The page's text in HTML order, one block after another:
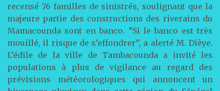
recensé 76 familles de sinistrés, soulignant que la
majeure partie des constructions des riverains du
Mamacounda sont en banco. ”Si le banco est très
mouillé, il risque de s’effondrer’’, a alerté M. Dièye.
L’édile de la ville de Tambacounda a invité les
populations à plus de vigilance au regard des
prévisions météorologiques qui annoncent un